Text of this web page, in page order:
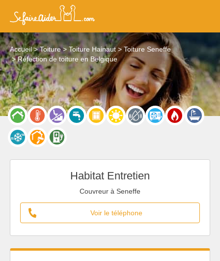
Accueil Toiture Toiture Hainaut
Toiture Seneffe
Réfection de toiture en Belgique
Habitat Entretien
Couvreur à Seneffe
Voir le téléphone